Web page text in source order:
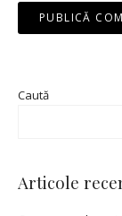
Caută
Articole